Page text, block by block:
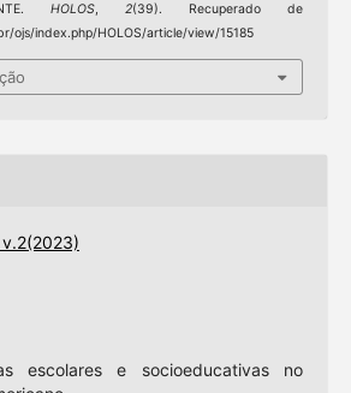
HOLOS,2(39). Recuperado de
ojs/index.php/HOLOS/article/view/15185
escolares e socioeducativas no